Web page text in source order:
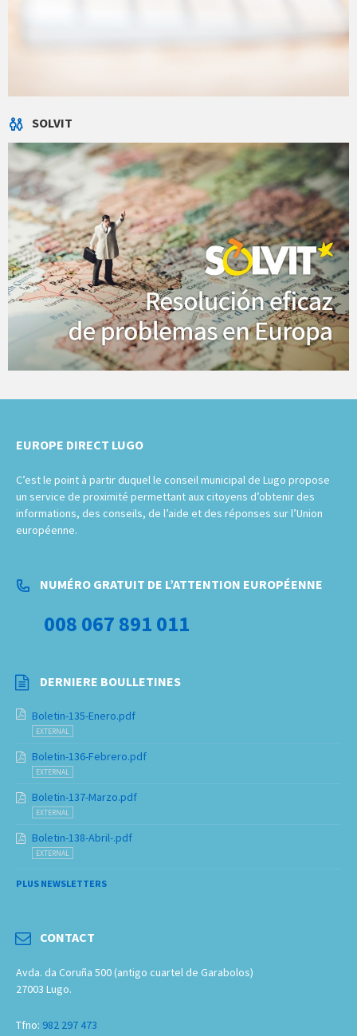
SOLVIT
EUROPE DIRECT LUGO
C’est le point à partir duquel le conseil municipal de Lugo propose
un service de proximité permettant aux citoyens d’obtenir des
informations, des conseils, de l’aide et des réponses sur l’Union
européenne.
NUMÉRO GRATUIT DE L’ATTENTION EUROPÉENNE
008 067 891 011
DERNIERE BOULLETINES
Boletin-135-Enero.pdf
EXTERNAL
Boletin-136-Febrero.pdf
EXTERNAL
Boletin-137-Marzo.pdf
EXTERNAL
Boletin-138-Abril-.pdf
EXTERNAL
PLUS NEWSLETTERS
CONTACT
Avda. da Coruña 500 (antigo cuartel de Garabolos)
27003 Lugo.
Tfno: 982 297 473